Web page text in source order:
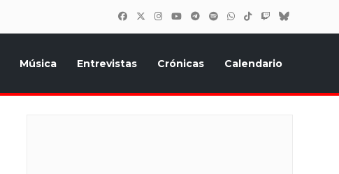
Música Entrevistas Crónicas Calendario